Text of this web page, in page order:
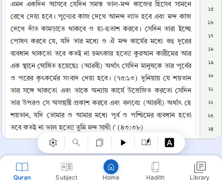
Quran Subject Home Hadith Library
এমন একদিন আসবে যেদিন সমস্ত ভাল-মন্দ কাজের হিসেব সামনে
রেখে দেয়া হবে। পুণ্যের কাজ দেখে আনন্দ লাভ হবে এবং মন্দ কাজ
দেখে দাঁত কামড়াতে থাকবে ও হা-হুতাশ করবে। সেদিন তারা ইচ্ছে
পোষণ করবে যে, যদি তার মধ্যে ও ঐ মন্দ কার্যের মধ্যে বহু দূরের
ব্যবধান থাকতো তবে কতই না চমৎকার হতো! কুরআন কারীমের আর
এক স্থানে ঘোষিত হয়েছেঃ (আরবী) অর্থাৎ সেদিন মানুষকে তার পূর্বের
ও পরের কৃৎকর্মের সংবাদ দেয়া হবে। (৭৫:১৩) দুনিয়ায় যে শয়তান
তার সঙ্গে থাকতো এবং তাকে অন্যায় কার্যে উত্তেজিত করতো সেদিন
তার উপরও সে অসন্তুষ্টি প্রকাশ করবে এবং বলবেঃ (আরবী) অর্থাৎ হে
শয়তান, যদি তোমার ও আমার মধ্যে পূর্ব ও পশ্চিমের ব্যবধান হতো
তবে কতই না ভাল হতো! তুমি মন্দ সাথী।' (৪৩:৩৮)
আল্লাহ তা'আলা বলেন-“আল্লাহ তোমাদেরকে স্বীয় অস্তিত্ব হতে অর্থাৎ
স্বীয় শাস্তি হতে ভয় প্রদর্শন করছেন। অতঃপর তিনি স্বীয় সৎ
বান্দাদেরকে সুসংবাদ দিচ্ছেন যে, তারা যেন তাঁর দয়া ও স্নেহ হতেও
নিরাশ না হয়। কেননা, তিনি। অত্যন্ত দয়ালু ও স্নেহশীল। ইমাম হাসান
১৫
১৬
১৭
১৮
১৯
২০
২১
২২
২৩
২৪
২৬
Copy